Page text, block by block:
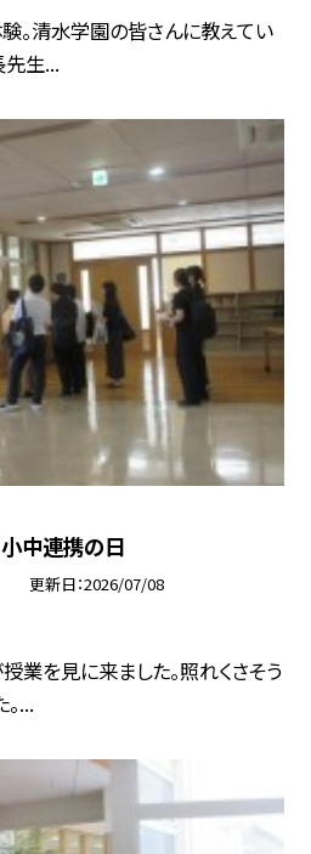
。清水学園の皆さんに教えてい
先生...
小中連携の日
更新日 2026/07/08
業を見に来ました。照れくさそう
...